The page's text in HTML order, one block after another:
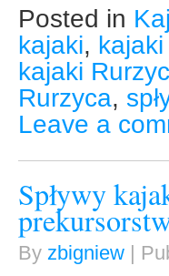
Posted in
kajaki,
kajaki
Rurzyca,
Leave a
Spływy
By zbigniew |